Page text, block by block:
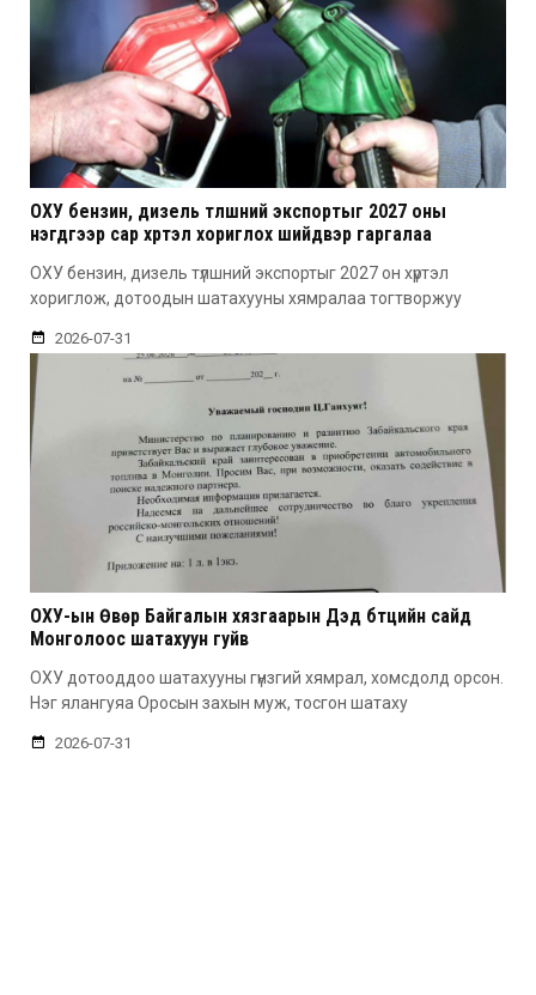
ОХУ бензин, дизель түлшний экспортыг 2027 оны
нэгдүгээр сар хүртэл хориглох шийдвэр гаргалаа
ОХУ бензин, дизель түлшний экспортыг 2027 он хүртэл
хориглож, дотоодын шатахууны хямралаа тогтворжуу
2026-07-31
ОХУ-ын Өвөр Байгалын хязгаарын Дэд бүтцийн сайд
Монголоос шатахуун гуйв
ОХУ дотооддоо шатахууны гүнзгий хямрал, хомсдолд орсон.
Нэг ялангуяа Оросын захын муж, тосгон шатаху
2026-07-31